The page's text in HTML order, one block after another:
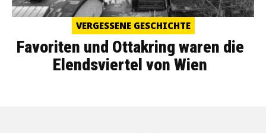
VERGESSENE GESCHICHTE
Favoriten und Ottakring waren die
Elendsviertel von Wien